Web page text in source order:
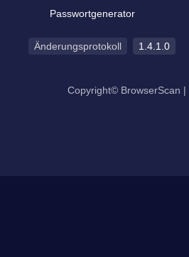
Passwortgenerator
Änderungsprotokoll 1.4.1.0
Copyright© BrowserScan |